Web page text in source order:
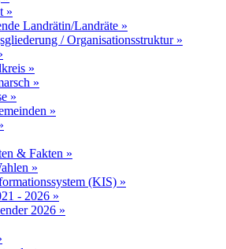
»
Landrätin/Landräte »
/ Organisationsstruktur »
»
»
»
»
& Fakten »
»
(KIS) »
- 2026 »
2026 »